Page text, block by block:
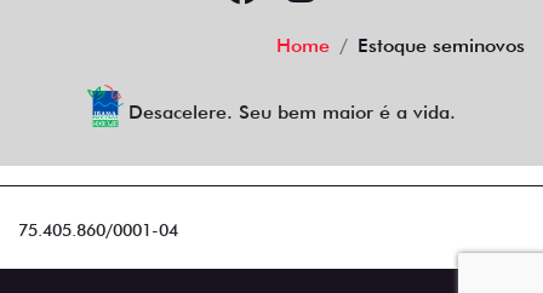
Home Estoque seminovos
Desacelere. Seu bem maior é a vida.
75.405.860/0001-04